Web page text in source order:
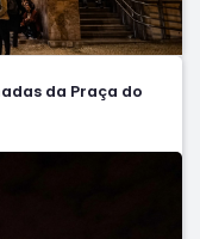
da Praça do